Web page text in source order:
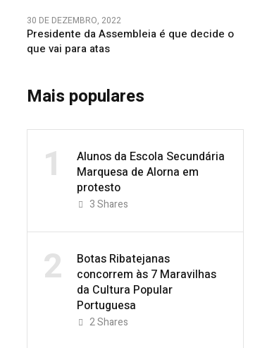
30 DE DEZEMBRO, 2022
Presidente da Assembleia é que decide o
que vai para atas
Mais populares
1
Alunos da Escola Secundária
Marquesa de Alorna em
protesto
3Shares
2
Botas Ribatejanas
concorrem às 7 Maravilhas
da Cultura Popular
Portuguesa
2Shares